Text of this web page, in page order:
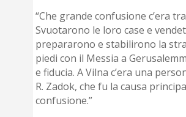
“Che grande confusione c’era
Svuotarono le loro case e
prepararono e stabilirono la
piedi con il Messia a
e fiducia. A Vilna c’era una
R. Zadok, che fu la causa
confusione.”